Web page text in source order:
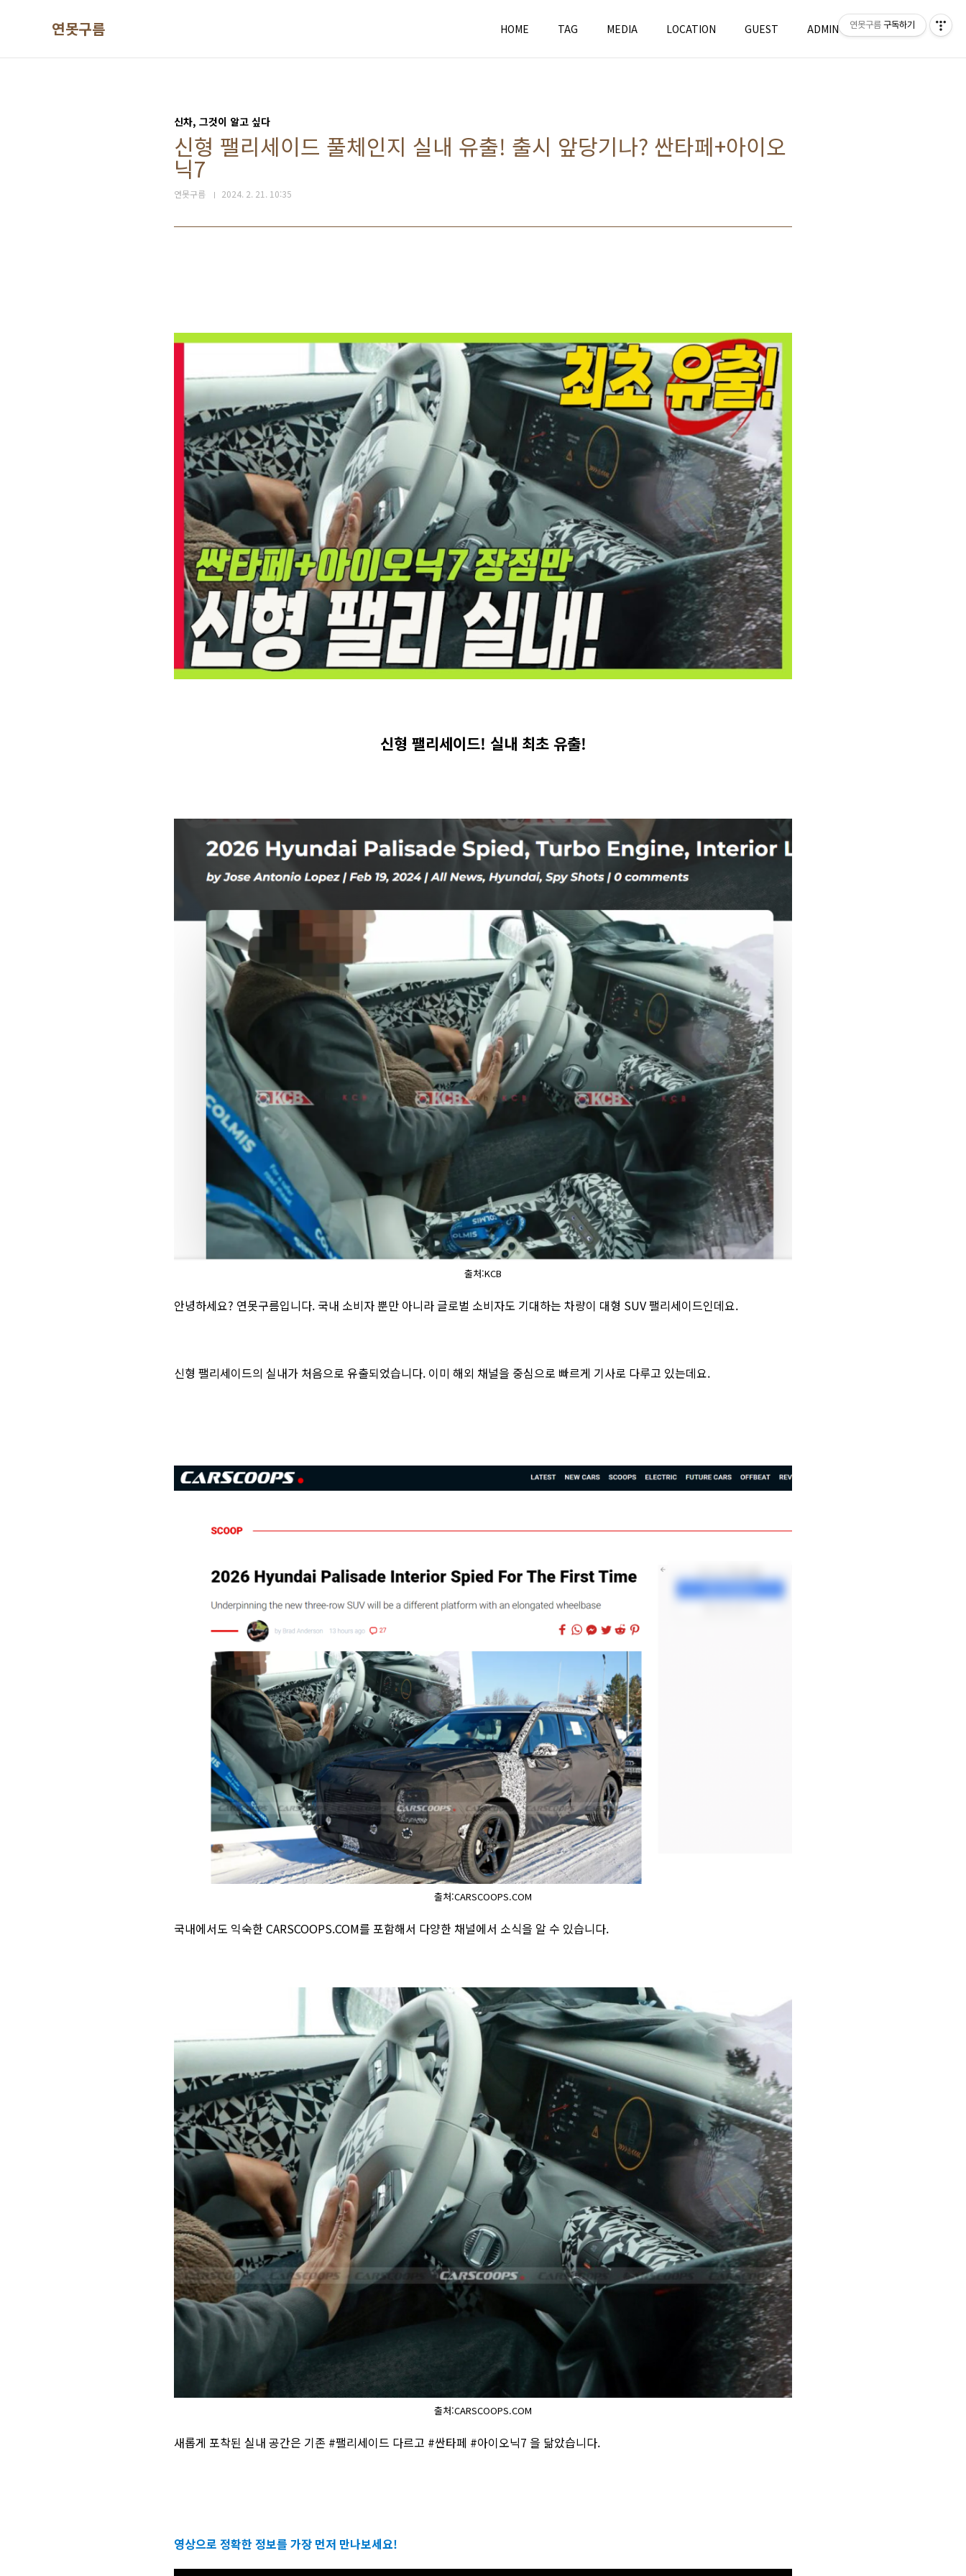
연못구름 HOME TAG MEDIA LOCATION GUEST ADMIN WRITE
신차, 그것이 알고 싶다
신형 팰리세이드 풀체인지 실내 유출! 출시 앞당기나? 싼타페+아이오
닉7
연못구름 2024. 2. 21. 10:35
신형 팰리세이드! 실내 최초 유출!
출처:KCB
안녕하세요? 연못구름입니다. 국내 소비자 뿐만 아니라 글로벌 소비자도 기대하는 차량이 대형 SUV 팰리세이드인데요.
신형 팰리세이드의 실내가 처음으로 유출되었습니다. 이미 해외 채널을 중심으로 빠르게 기사로 다루고 있는데요.
출처:CARSCOOPS.COM
국내에서도 익숙한 CARSCOOPS.COM를 포함해서 다양한 채널에서 소식을 알 수 있습니다.
출처:CARSCOOPS.COM
새롭게 포착된 실내 공간은 기존 #팰리세이드 다르고 #싼타페 #아이오닉7 을 닮았습니다.
영상으로 정확한 정보를 가장 먼저 만나보세요!
연못구름 구독하기